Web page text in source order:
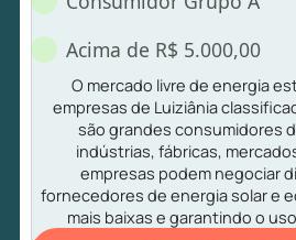
Acima de R$ 5.000,00
O mercado livre de energia
empresas de Luiziânia
são grandes consumidores
indústrias, fábricas,
empresas podem negociar
fornecedores de energia solar e
mais baixas e garantindo o